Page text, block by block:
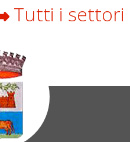
Tutti i settori